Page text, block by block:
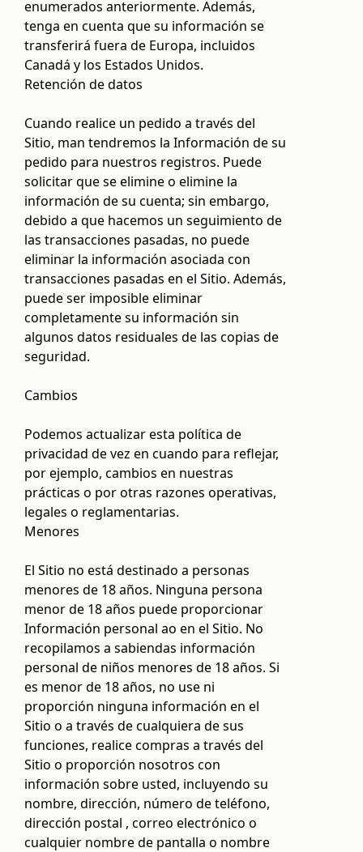
enumerados anteriormente. Además,
tenga en cuenta que su información se
transferirá fuera de Europa, incluidos
Canadá y los Estados Unidos.
Retención de datos
Cuando realice un pedido a través del
Sitio, man tendremos la Información de su
pedido para nuestros registros. Puede
solicitar que se elimine o elimine la
información de su cuenta; sin embargo,
debido a que hacemos un seguimiento de
las transacciones pasadas, no puede
eliminar la información asociada con
transacciones pasadas en el Sitio. Además,
puede ser imposible eliminar
completamente su información sin
algunos datos residuales de las copias de
seguridad.
Cambios
Podemos actualizar esta política de
privacidad de vez en cuando para reflejar,
por ejemplo, cambios en nuestras
prácticas o por otras razones operativas,
legales o reglamentarias.
Menores
El Sitio no está destinado a personas
menores de 18 años. Ninguna persona
menor de 18 años puede proporcionar
Información personal ao en el Sitio. No
recopilamos a sabiendas información
personal de niños menores de 18 años. Si
es menor de 18 años, no use ni
proporción ninguna información en el
Sitio o a través de cualquiera de sus
funciones, realice compras a través del
Sitio o proporción nosotros con
información sobre usted, incluyendo su
nombre, dirección, número de teléfono,
dirección postal , correo electrónico o
cualquier nombre de pantalla o nombre